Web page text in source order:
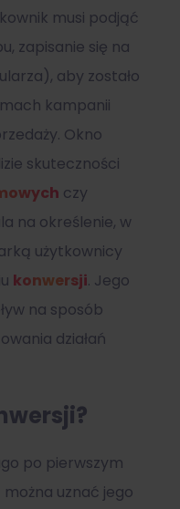
musi podjąć
zapisanie się na
aby zostało
kampanii
Okno
skuteczności
czy
na określenie, w
użytkownicy
konwersji. Jego
na sposób
działań
po pierwszym
uznać jego